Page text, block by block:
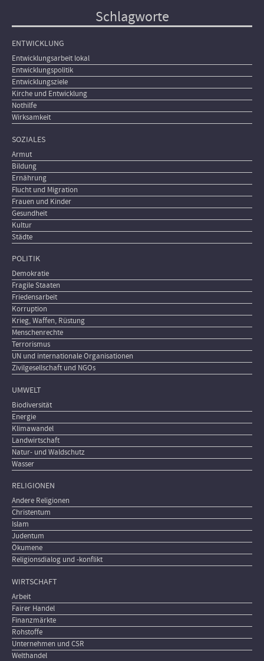
Schlagworte
ENTWICKLUNG
Entwicklungsarbeit lokal
Entwicklungspolitik
Entwicklungsziele
Kirche und Entwicklung
Nothilfe
Wirksamkeit
SOZIALES
Armut
Bildung
Ernährung
Flucht und Migration
Frauen und Kinder
Gesundheit
Kultur
Städte
POLITIK
Demokratie
Fragile Staaten
Friedensarbeit
Korruption
Krieg, Waffen, Rüstung
Menschenrechte
Terrorismus
UN und internationale Organisationen
Zivilgesellschaft und NGOs
UMWELT
Biodiversität
Energie
Klimawandel
Landwirtschaft
Natur- und Waldschutz
Wasser
RELIGIONEN
Andere Religionen
Christentum
Islam
Judentum
Ökumene
Religionsdialog und -konflikt
WIRTSCHAFT
Arbeit
Fairer Handel
Finanzmärkte
Rohstoffe
Unternehmen und CSR
Welthandel